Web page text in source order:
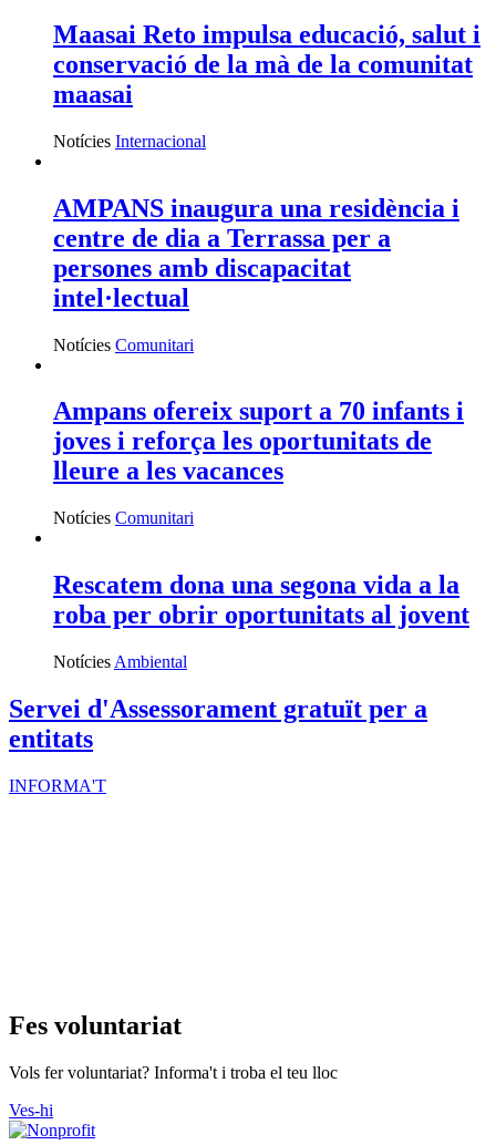
Maasai Reto impulsa educació, salut i
conservació de la mà de la comunitat
maasai
Notícies Internacional
AMPANS inaugura una residència i
centre de dia a Terrassa per a
persones amb discapacitat
intel·lectual
Notícies Comunitari
Ampans ofereix suport a 70 infants i
joves i reforça les oportunitats de
lleure a les vacances
Notícies Comunitari
Rescatem dona una segona vida a la
roba per obrir oportunitats al jovent
Notícies Ambiental
Servei d'Assessorament gratuït per a
entitats
INFORMA'T
Fes voluntariat
Vols fer voluntariat? Informa't i troba el teu lloc
Ves-hi